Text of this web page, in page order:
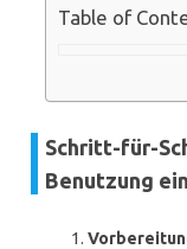
Table of
Schritt-für-
Benutzung